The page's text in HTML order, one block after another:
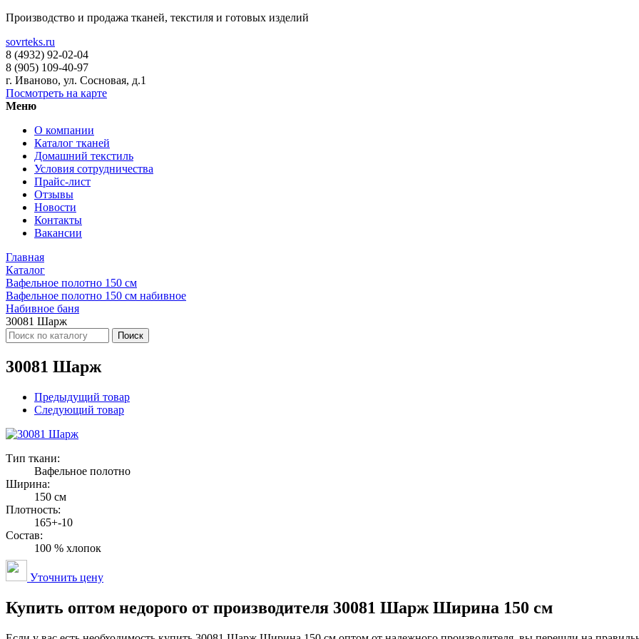
Производство и продажа тканей, текстиля и готовых изделий
sovrteks.ru
8 (4932) 92-02-04
8 (905) 109-40-97
г. Иваново, ул. Сосновая, д.1
Посмотреть на карте
Меню
О компании
Каталог тканей
Домашний текстиль
Условия сотрудничества
Прайс-лист
Отзывы
Новости
Контакты
Вакансии
Главная
Каталог
Вафельное полотно 150 см
Вафельное полотно 150 см набивное
Набивное баня
30081 Шарж
Поиск
30081 Шарж
Предыдущий товар
Следующий товар
Тип ткани:
Вафельное полотно
Ширина:
150 см
Плотность:
165+-10
Состав:
100 % хлопок
Уточнить цену
Купить оптом недорого от производителя 30081 Шарж Ширина 150 см